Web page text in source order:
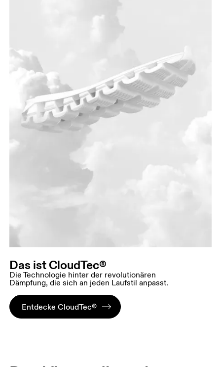
Das ist CloudTec®
Die Technologie hinter der revolutionären
Dämpfung, die sich an jeden Laufstil anpasst.
Entdecke CloudTec®